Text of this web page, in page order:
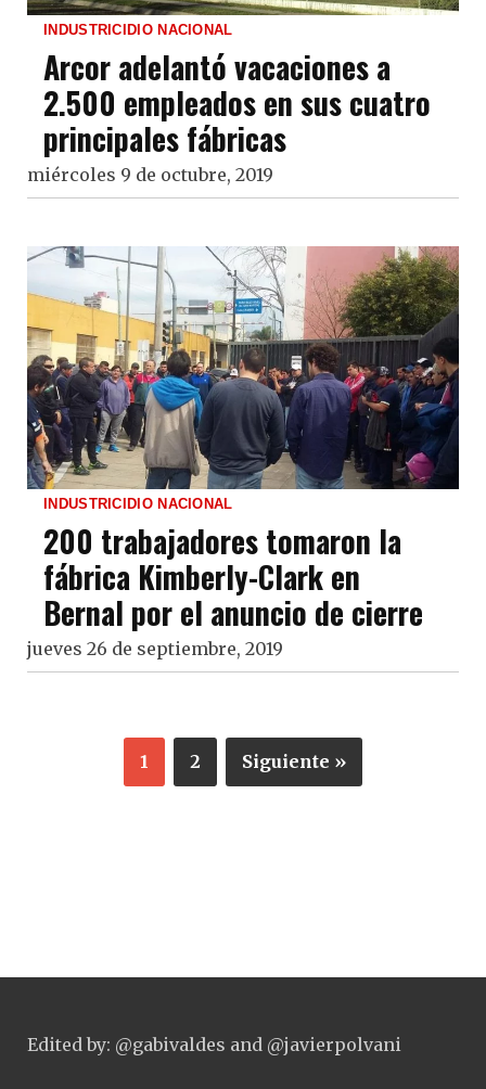
INDUSTRICIDIO NACIONAL
Arcor adelantó vacaciones a
2.500 empleados en sus cuatro
principales fábricas
miércoles 9 de octubre, 2019
INDUSTRICIDIO NACIONAL
200 trabajadores tomaron la
fábrica Kimberly-Clark en
Bernal por el anuncio de cierre
jueves 26 de septiembre, 2019
1 2 Siguiente »
Edited by: @gabivaldes and @javierpolvani